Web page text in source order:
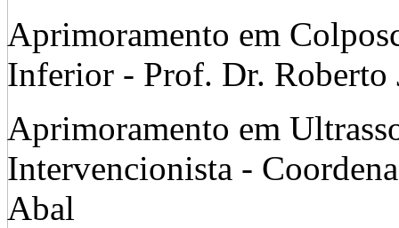
Aprimoramento em
Inferior - Prof. Dr. Roberto
Aprimoramento em
Intervencionista -
Abal